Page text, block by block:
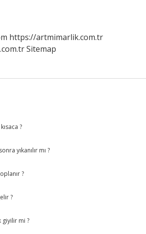
https://artmimarlik.com.tr
Sitemap
?
yıkanılır mı ?
?
?
giyilir mi ?